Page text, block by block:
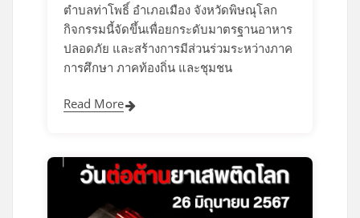
ตำบลท่าโพธิ์ อำเภอเมือง จังหวัดพิษณุโลก
กิจกรรมนี้จัดขึ้นเพื่อยกระดับมาตรฐานอาหาร
ปลอดภัย และสร้างการมีส่วนร่วมระหว่างภาค
การศึกษา ภาคท้องถิ่น และชุมชน
Read More